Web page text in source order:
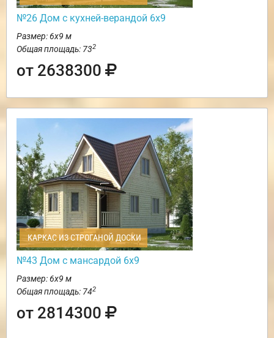
№26 Дом с кухней-верандой 6х9
Размер: 6х9 м
Общая площадь: 732
от 2638300
КАРКАС ИЗ СТРОГАНОЙ ДОСКИ
№43 Дом с мансардой 6х9
Размер: 6х9 м
Общая площадь: 742
от 2814300